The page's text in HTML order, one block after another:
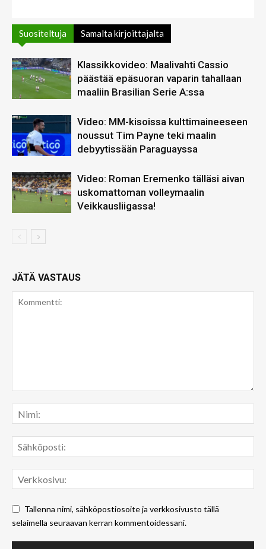
Suositeltuja Samalta kirjoittajalta
Klassikkovideo: Maalivahti Cassio
päästää epäsuoran vaparin tahallaan
maaliin Brasilian Serie A:ssa
Video: MM-kisoissa kulttimaineeseen
noussut Tim Payne teki maalin
debyytissään Paraguayssa
Video: Roman Eremenko tälläsi aivan
uskomattoman volleymaalin
Veikkausliigassa!
JÄTÄ VASTAUS
Tallenna nimi, sähköpostiosoite ja verkkosivusto tällä
selaimella seuraavan kerran kommentoidessani.